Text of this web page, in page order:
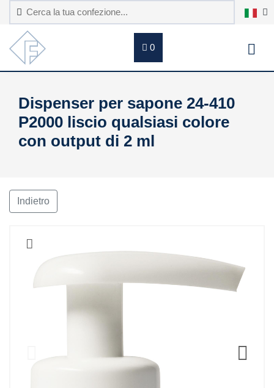
0
Dispenser per sapone 24-410
P2000 liscio qualsiasi colore
con output di 2 ml
Indietro